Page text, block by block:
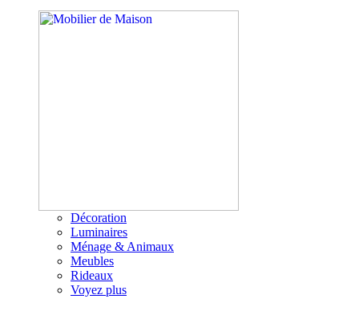
Décoration
Luminaires
Ménage & Animaux
Meubles
Rideaux
Voyez plus